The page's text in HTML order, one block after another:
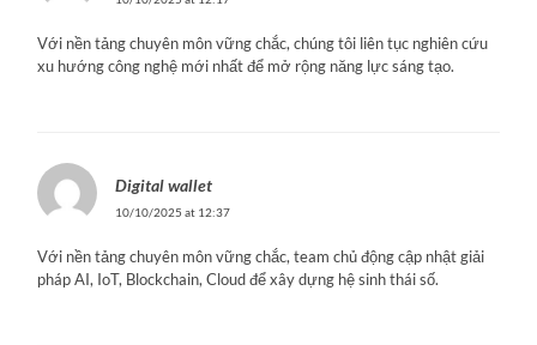
Với nền tảng chuyên môn vững chắc, chúng tôi liên tục nghiên cứu
xu hướng công nghệ mới nhất để mở rộng năng lực sáng tạo.
Digital wallet
10/10/2025 at 12:37
Với nền tảng chuyên môn vững chắc, team chủ động cập nhật giải
pháp AI, IoT, Blockchain, Cloud để xây dựng hệ sinh thái số.